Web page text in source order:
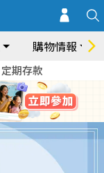
購物情報
定期存款